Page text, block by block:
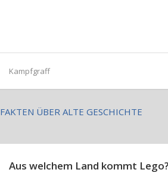
Kampfgraff
FAKTEN ÜBER ALTE GESCHICHTE
Aus welchem Land kommt Lego?